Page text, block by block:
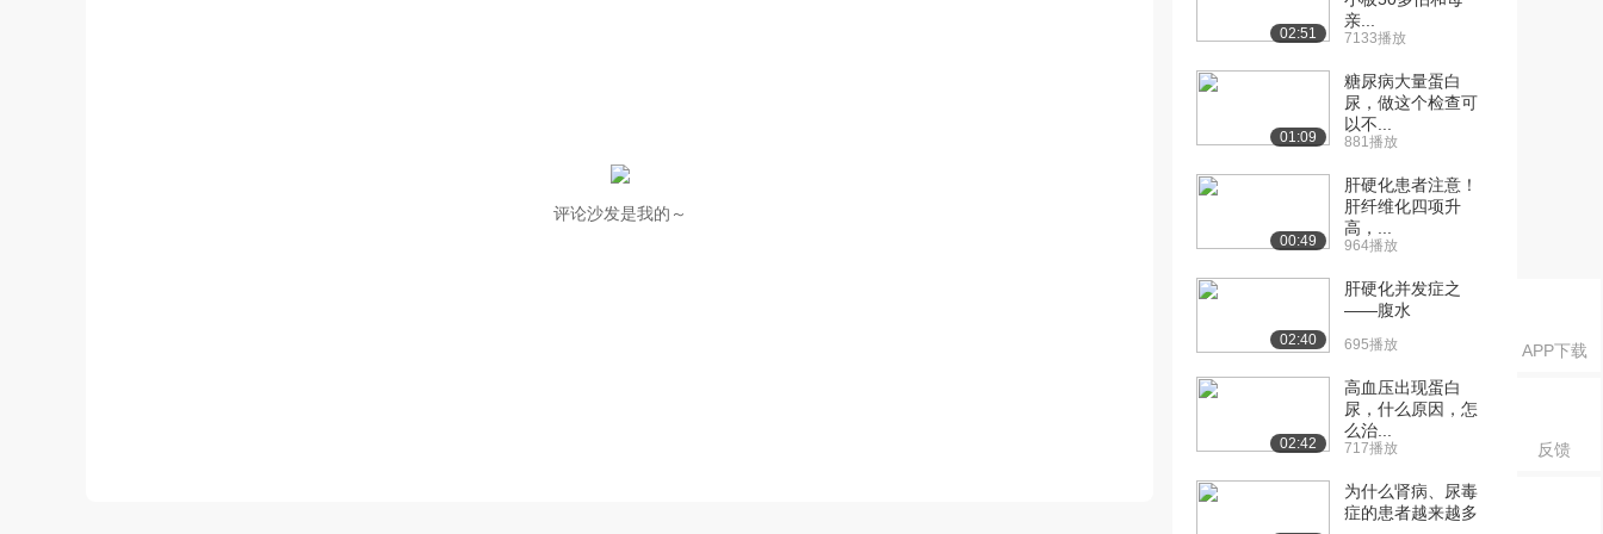
APP下载
反馈
评论沙发是我的～
02:51
亲...
7133播放
01:09
糖尿病大量蛋白
尿，做这个检查可
以不...
881播放
00:49
肝硬化患者注意！
肝纤维化四项升
高，...
964播放
02:40
肝硬化并发症之
——腹水
695播放
02:42
高血压出现蛋白
尿，什么原因，怎
么治...
717播放
为什么肾病、尿毒
症的患者越来越多